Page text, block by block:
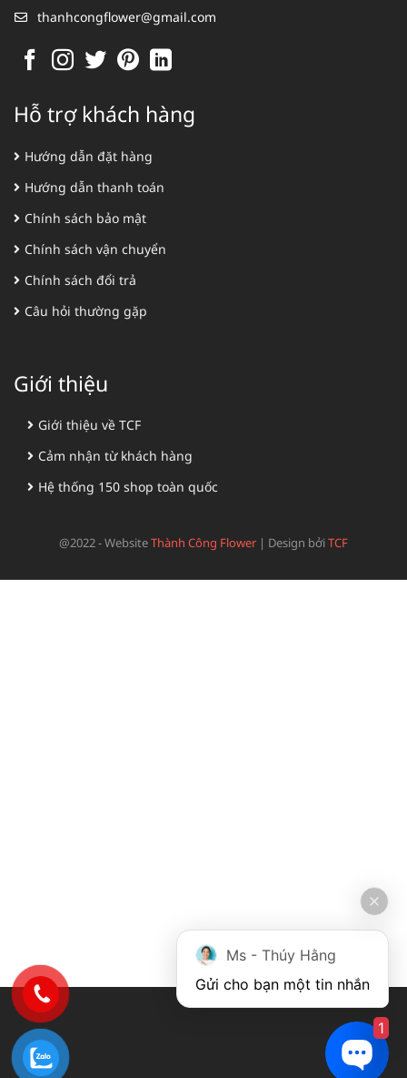
thanhcongflower@gmail.com
Hỗ trợ khách hàng
Hướng dẫn đặt hàng
Hướng dẫn thanh toán
Chính sách bảo mật
Chính sách vận chuyển
Chính sách đổi trả
Câu hỏi thường gặp
Giới thiệu
Giới thiệu về TCF
Cảm nhận từ khách hàng
Hệ thống 150 shop toàn quốc
@2022 - WebsiteThành Công Flower | Design bởiTCF
Ms - Thúy Hằng
Gửi cho bạn một tin nhắn
1